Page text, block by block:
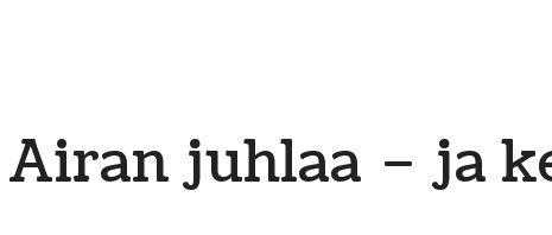
Airan juhlaa – ja